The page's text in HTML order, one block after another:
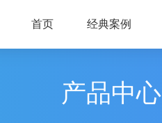
首页 经典案例
产品中心